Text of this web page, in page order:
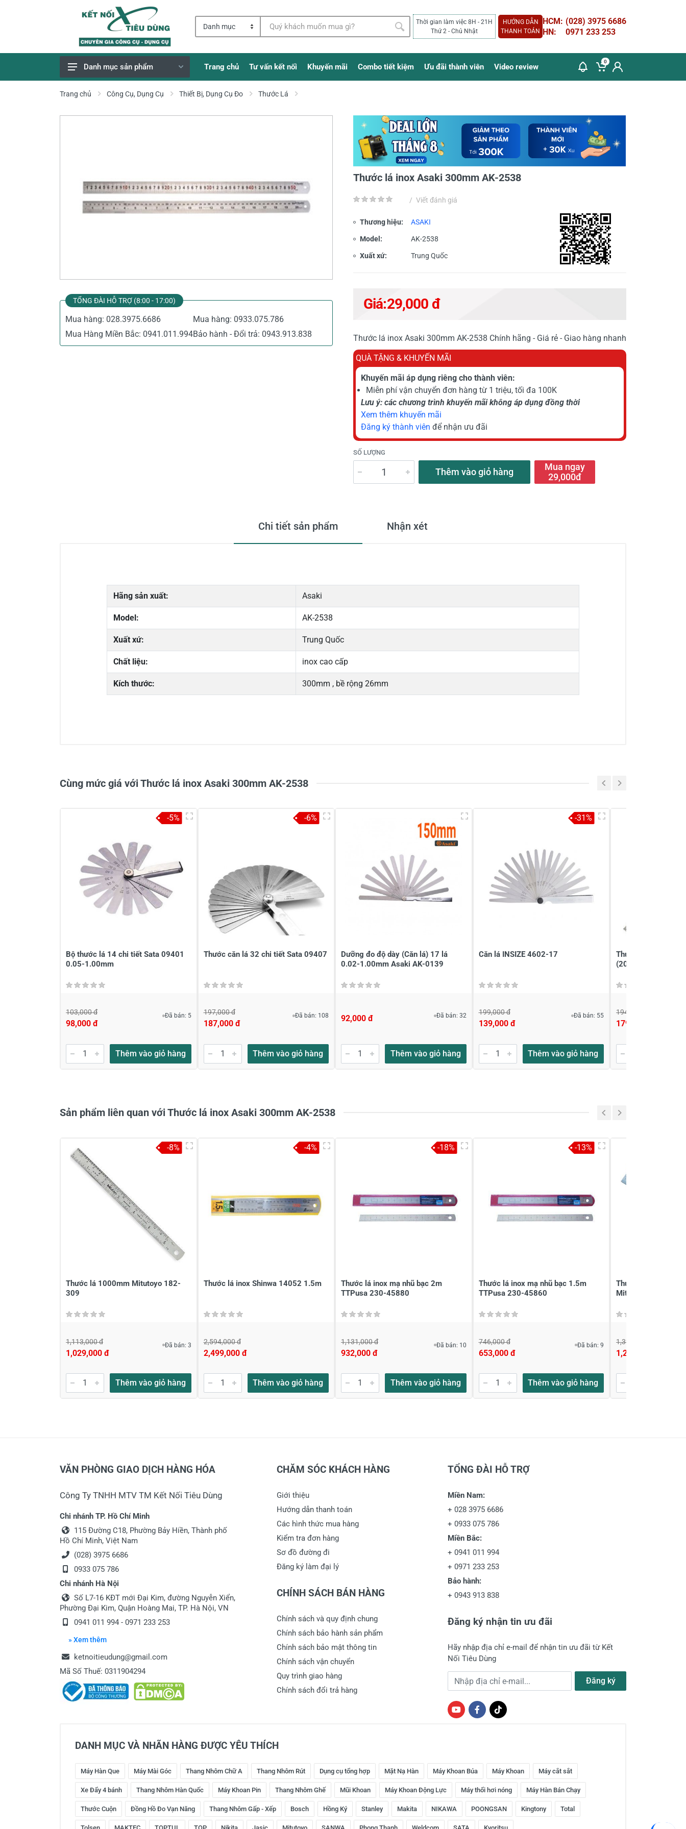
Thời gian làm việc 8H - 21H
Thứ 2 - Chủ Nhật
HƯỚNG DẪN
THANH TOÁN
HCM: (028) 3975 6686
HN:
0971 233 253
Giao Hàng Miễn Phí
Thang nhôm
Phụ Tùng, Linh Kiện
Danh mục sản phẩm Trang chủ Tư vấn kết nối Khuyến mãi Combo tiết kiệm Ưu đãi thành viên Video review
0
Trang chủ Công Cụ, Dụng Cụ Thiết Bị, Dụng Cụ Đo Thước Lá
TỔNG ĐÀI HỖ TRỢ (8:00 - 17:00)
Mua hàng: 028.3975.6686 Mua hàng: 0933.075.786
Mua Hàng Miền Bắc: 0941.011.994Bảo hành - Đổi trả: 0943.913.838
Thước lá inox Asaki 300mm AK-2538
/ Viết đánh giá
Thương hiệu: ASAKI
Model: AK-2538
Xuất xứ: Trung Quốc
Giá:29,000 đ
Thước lá inox Asaki 300mm AK-2538 Chính hãng - Giá rẻ - Giao hàng nhanh
QUÀ TẶNG & KHUYẾN MÃI
Khuyến mãi áp dụng riêng cho thành viên:
Miễn phí vận chuyển đơn hàng từ 1 triệu, tối đa 100K
Lưu ý: các chương trình khuyến mãi không áp dụng đồng thời
Xem thêm khuyến mãi
Đăng ký thành viên để nhận ưu đãi
SỐ LƯỢNG
Thêm vào giỏ hàng
Mua ngay
29,000đ
Chi tiết sản phẩm Nhận xét
Hãng sản xuất: Asaki
Model: AK-2538
Xuất xứ: Trung Quốc
Chất liệu: inox cao cấp
Kích thước: 300mm , bề rộng 26mm
Viết nhận xét về sản phẩm
Đánh giá sao Họ và tên* Tiêu đề của nhận xét*
Viết nhận xét của bạn vào bên dưới*
Cùng mức giá với Thước lá inox Asaki 300mm AK-2538
Bộ thước lá 14 chi tiết Sata 09401
0.05-1.00mm
103,000 đ
98,000 đ
Đã bán: 5
Thêm vào giỏ hàng
-5%
Thước căn lá 32 chi tiết Sata 09407
197,000 đ
187,000 đ
Đã bán: 108
Thêm vào giỏ hàng
-6%
Dưỡng đo độ dày (Căn lá) 17 lá
0.02-1.00mm Asaki AK-0139
92,000 đ Đã bán: 32
Thêm vào giỏ hàng
Căn lá INSIZE 4602-17
199,000 đ
139,000 đ
Đã bán: 55
Thêm vào giỏ hàng
-31%
Thước lá Mitutoyo
(200mm)
194,000 đ
179,000 đ
Sản phẩm liên quan với Thước lá inox Asaki 300mm AK-2538
Thước lá 1000mm Mitutoyo 182-
309
1,113,000 đ
1,029,000 đ
Đã bán: 3
Thêm vào giỏ hàng
-8%
Thước lá inox Shinwa 14052 1.5m
2,594,000 đ
2,499,000 đ
Thêm vào giỏ hàng
-4%
Thước lá inox mạ nhũ bạc 2m
TTPusa 230-45880
1,131,000 đ
932,000 đ
Đã bán: 10
Thêm vào giỏ hàng
-18%
Thước lá inox mạ nhũ bạc 1.5m
TTPusa 230-45860
746,000 đ
653,000 đ
Đã bán: 9
Thêm vào giỏ hàng
-13%
Thước lá 600mm
Mitutoyo 182-171
1,320,000 đ
1,280,000 đ
VĂN PHÒNG GIAO DỊCH HÀNG HÓA
Công Ty TNHH MTV TM Kết Nối Tiêu Dùng
Chi nhánh TP. Hồ Chí Minh
115 Đường C18, Phường Bảy Hiền, Thành phố
Hồ Chí Minh, Việt Nam
(028) 3975 6686
0933 075 786
Chi nhánh Hà Nội
Số L7-16 KĐT mới Đại Kim, đường Nguyễn Xiển,
Phường Đại Kim, Quận Hoàng Mai, TP. Hà Nội, VN
0941 011 994 - 0971 233 253
» Xem thêm
ketnoitieudung@gmail.com
Mã Số Thuế: 0311904294
CHĂM SÓC KHÁCH HÀNG
Giới thiệu
Hướng dẫn thanh toán
Các hình thức mua hàng
Kiểm tra đơn hàng
Sơ đồ đường đi
Đăng ký làm đại lý
CHÍNH SÁCH BÁN HÀNG
Chính sách và quy định chung
Chính sách bảo hành sản phẩm
Chính sách bảo mật thông tin
Chính sách vận chuyển
Quy trình giao hàng
Chính sách đổi trả hàng
TỔNG ĐÀI HỖ TRỢ
Miền Nam:
+ 028 3975 6686
+ 0933 075 786
Miền Bắc:
+ 0941 011 994
+ 0971 233 253
Bảo hành:
+ 0943 913 838
Đăng ký nhận tin ưu đãi
Hãy nhập địa chỉ e-mail để nhận tin ưu đãi từ Kết
Nối Tiêu Dùng
Địa chỉ e-mail Đăng ký
DANH MỤC VÀ NHÃN HÀNG ĐƯỢC YÊU THÍCH
Máy Hàn Que Máy Mài Góc Thang Nhôm Chữ A Thang Nhôm Rút Dụng cụ tổng hợp Mặt Nạ Hàn Máy Khoan Búa Máy Khoan Máy cắt sắt
Xe Đẩy 4 bánh Thang Nhôm Hàn Quốc Máy Khoan Pin Thang Nhôm Ghế Mũi Khoan Máy Khoan Động Lực Máy thổi hơi nóng Máy Hàn Bán Chạy
Thước Cuộn Đồng Hồ Đo Vạn Năng Thang Nhôm Gấp - Xếp Bosch Hồng Ký Stanley Makita NIKAWA POONGSAN Kingtony Total